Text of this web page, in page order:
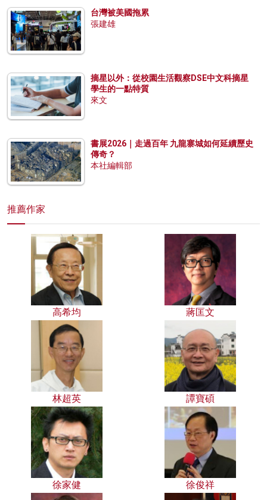
台灣被美國拖累
張建雄
摘星以外：從校園生活觀察DSE中文科摘星
學生的一點特質
來文
書展2026｜走過百年 九龍寨城如何延續歷史
傳奇？
本社編輯部
推薦作家
高希均 蔣匡文
林超英 譚寶碩
徐家健 徐俊祥